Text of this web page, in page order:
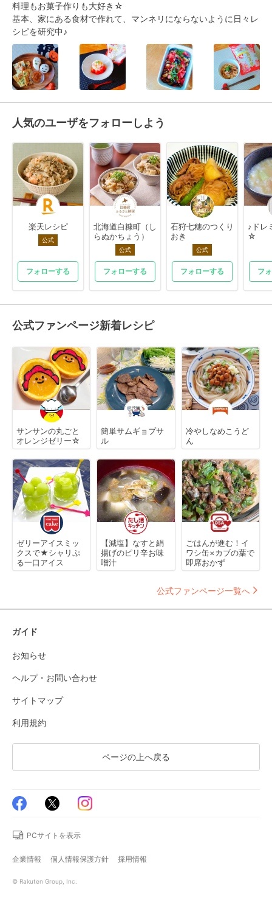
料理もお菓子作りも大好き☆
基本、家にある食材で作れて、マンネリにならないように日々レ
シピを研究中♪
人気のユーザをフォローしよう
楽天レシピ
公式
フォローする
北海道白糠町（し
らぬかちょう）
公式
フォローする
石狩七穂のつくり
おき
公式
フォローする
♪ドレ
☆
フ
公式ファンページ新着レシピ
サンサンの丸ごと
オレンジゼリー☆
簡単サムギョプサ
ル
冷やしなめこうど
ん
ゼリーアイスミッ
クスで★シャリぷ
る一口アイス
【減塩】なすと絹
揚げのピリ辛お味
噌汁
ごはんが進む！イ
ワシ缶×カブの葉で
即席おかず
公式ファンページ一覧へ
ガイド
お知らせ
ヘルプ・お問い合わせ
サイトマップ
利用規約
ページの上へ戻る
PCサイトを表示
企業情報 個人情報保護方針 採用情報
© Rakuten Group, Inc.